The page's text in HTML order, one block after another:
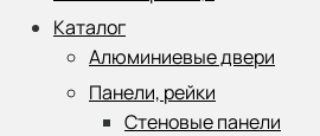
Каталог
Алюминиевые двери
Панели, рейки
Стеновые панели